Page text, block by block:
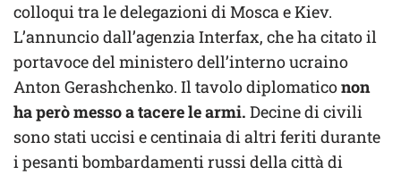
colloqui tra le delegazioni di Mosca e Kiev.
L’annuncio dall’agenzia Interfax, che ha citato il
portavoce del ministero dell’interno ucraino
Anton Gerashchenko. Il tavolo diplomaticonon
ha però messo a tacere le armi. Decine di civili
sono stati uccisi e centinaia di altri feriti durante
i pesanti bombardamenti russi della città di